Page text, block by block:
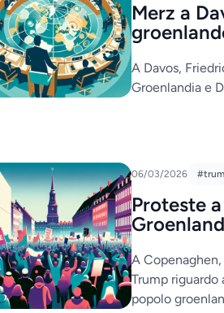
Merz a
A Davos,
Groenlandia e
06/03/2026
Proteste
A
Trump riguardo
popolo